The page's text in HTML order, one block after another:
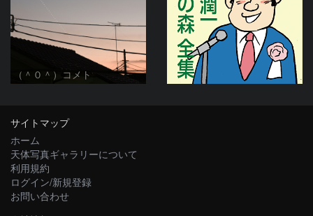
（＾０＾）コメト
サイトマップ
ホーム
天体写真ギャラリーについて
利用規約
ログイン/新規登録
お問い合わせ